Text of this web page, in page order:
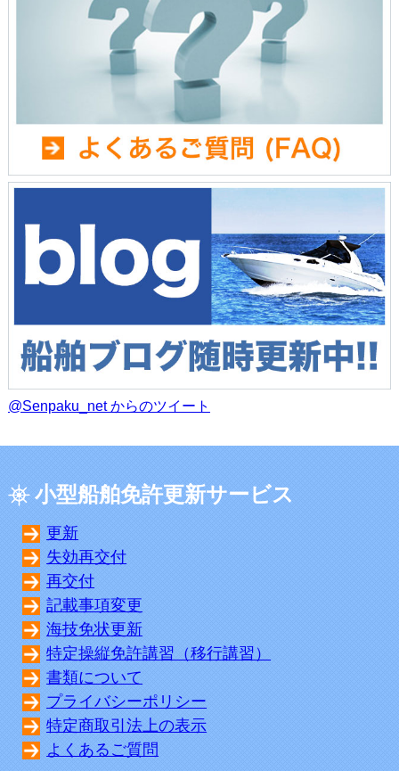
@Senpaku_net からのツイート
小型船舶免許更新サービス
更新
失効再交付
再交付
記載事項変更
海技免状更新
特定操縦免許講習（移行講習）
書類について
プライバシーポリシー
特定商取引法上の表示
よくあるご質問